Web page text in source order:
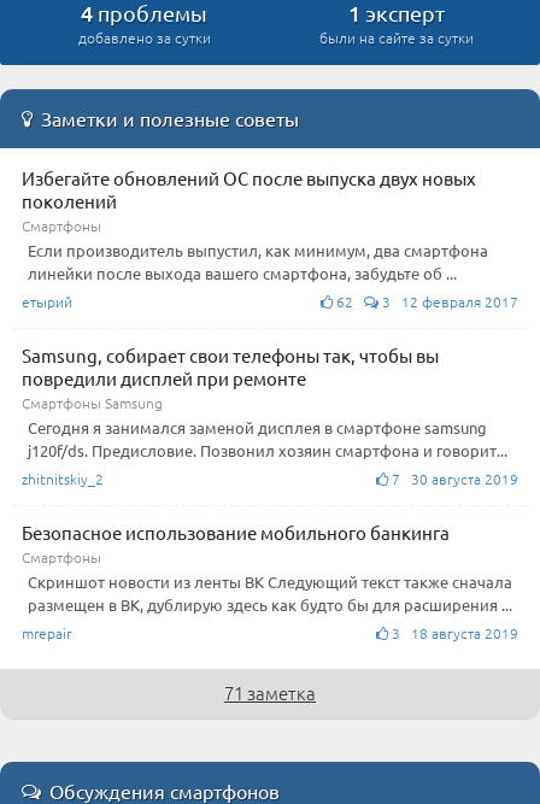
4проблемы
добавлено за сутки
1 эксперт
были на сайте за сутки
Заметки и полезные советы
Избегайте обновлений ОС после выпуска двух новых
поколений
Смартфоны
Если производитель выпустил, как минимум, два смартфона
линейки после выхода вашего смартфона, забудьте об ...
етырий 62 3 12 февраля 2017
Samsung, собирает свои телефоны так, чтобы вы
повредили дисплей при ремонте
Смартфоны Samsung
Сегодня я занимался заменой дисплея в смартфоне samsung
j120f/ds. Предисловие. Позвонил хозяин смартфона и говорит...
zhitnitskiy_2 7 30 августа 2019
Безопасное использование мобильного банкинга
Смартфоны
Скриншот новости из ленты ВК Следующий текст также сначала
размещен в ВК, дублирую здесь как будто бы для расширения ...
mrepair 3 18 августа 2019
71 заметка
Обсуждения смартфонов